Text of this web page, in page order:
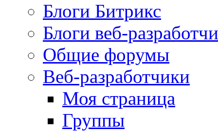
Блоги Битрикс
Блоги веб-
Общие форумы
Веб-разработчики
Моя страница
Группы